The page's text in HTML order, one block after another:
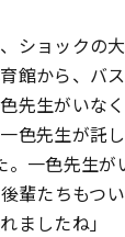
ショックの
館から、バ
先生がいな
色先生が託
。一色先生が
輩たちもつ
ましたね」